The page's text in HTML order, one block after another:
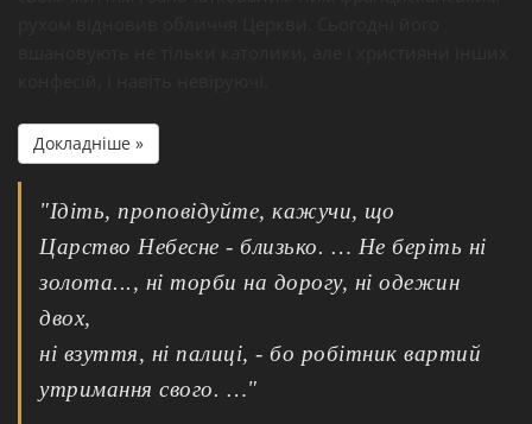
Докладніше »
"Ідіть, проповідуйте, кажучи, що
Царство Небесне - близько. … Не беріть ні
золота..., ні торби на дорогу, ні одежин
двох,
ні взуття, ні палиці, - бо робітник вартий
утримання свого. …"